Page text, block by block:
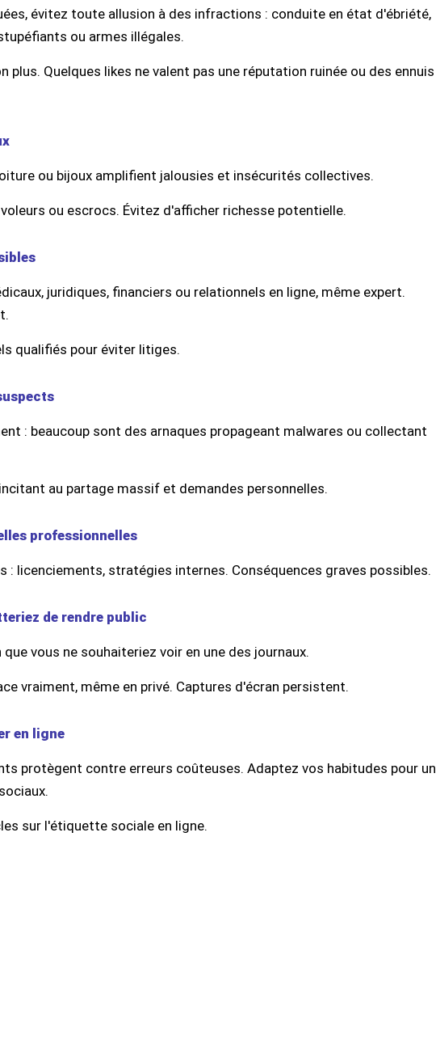
évitez toute allusion à des infractions : conduite en état d'ébriété,
ou armes illégales.
plus. Quelques likes ne valent pas une réputation ruinée ou des ennuis
ou bijoux amplifient jalousies et insécurités collectives.
ou escrocs. Évitez d'afficher richesse potentielle.
juridiques, financiers ou relationnels en ligne, même expert.
qualifiés pour éviter litiges.
: beaucoup sont des arnaques propageant malwares ou collectant
au partage massif et demandes personnelles.
professionnelles
: licenciements, stratégies internes. Conséquences graves possibles.
de rendre public
vous ne souhaiteriez voir en une des journaux.
vraiment, même en privé. Captures d'écran persistent.
en ligne
protègent contre erreurs coûteuses. Adaptez vos habitudes pour un
sur l'étiquette sociale en ligne.